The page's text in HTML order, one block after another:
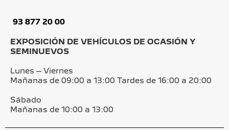
93 877 20 00
EXPOSICIÓN DE VEHÍCULOS DE OCASIÓN Y
SEMINUEVOS
Lunes – Viernes
Mañanas de 09:00 a 13:00 Tardes de 16:00 a 20:00
Sábado
Mañanas de 10:00 a 13:00